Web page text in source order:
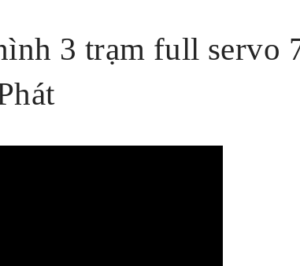
3 trạm full servo